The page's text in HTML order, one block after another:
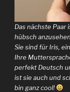
Das nächste
hübsch
Sie sind für Iris,
Ihre
perfekt Deutsch
ist sie auch und
bin ganz cool!